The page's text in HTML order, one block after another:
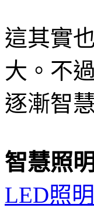
這其實
大。不
逐漸智
智慧照
LED照